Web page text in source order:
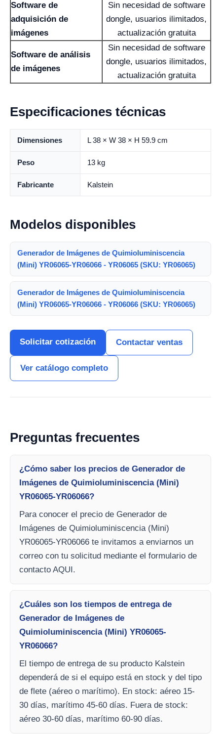
Software de
adquisición de
imágenes
Sin necesidad de software
dongle, usuarios ilimitados,
actualización gratuita
Software de análisis
de imágenes
Sin necesidad de software
dongle, usuarios ilimitados,
actualización gratuita
Especificaciones técnicas
Dimensiones L 38 × W 38 × H 59.9 cm
Peso 13 kg
Fabricante Kalstein
Modelos disponibles
Generador de Imágenes de Quimioluminiscencia
(Mini) YR06065-YR06066 - YR06065 (SKU: YR06065)
Generador de Imágenes de Quimioluminiscencia
(Mini) YR06065-YR06066 - YR06066 (SKU: YR06065)
Solicitar cotización Contactar ventas
Ver catálogo completo
Preguntas frecuentes
¿Cómo saber los precios de Generador de
Imágenes de Quimioluminiscencia (Mini)
YR06065-YR06066?
Para conocer el precio de Generador de
Imágenes de Quimioluminiscencia (Mini)
YR06065-YR06066 te invitamos a enviarnos un
correo con tu solicitud mediante el formulario de
contacto AQUI.
¿Cuáles son los tiempos de entrega de
Generador de Imágenes de
Quimioluminiscencia (Mini) YR06065-
YR06066?
El tiempo de entrega de su producto Kalstein
dependerá de si el equipo está en stock y del tipo
de flete (aéreo o marítimo). En stock: aéreo 15-
30 días, marítimo 45-60 días. Fuera de stock:
aéreo 30-60 días, marítimo 60-90 días.